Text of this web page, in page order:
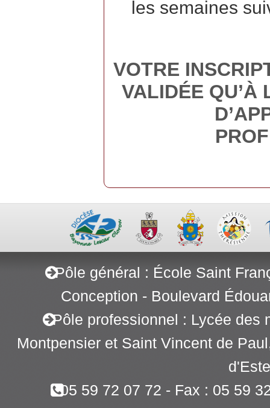
les semaines
VOTRE
VALIDÉE QU’À
Pôle général : École Saint
Conception - Boulevard
Pôle professionnel : Lycée des
Montpensier et Saint Vincent de
05 59 72 07 72 - Fax : 05 59